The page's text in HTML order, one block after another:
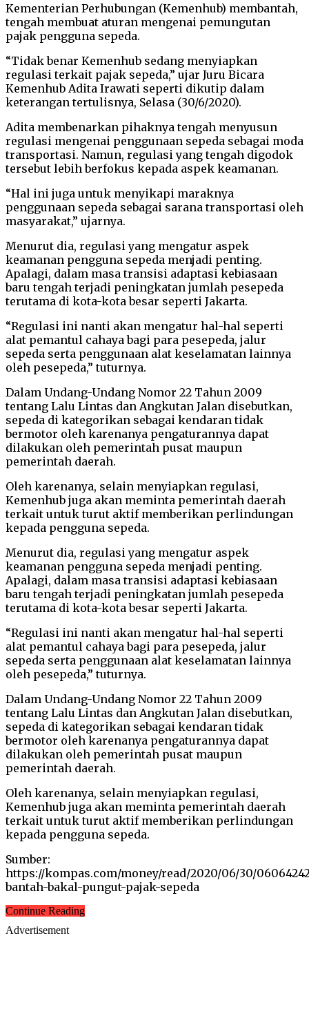
Kementerian Perhubungan (Kemenhub) membantah,
tengah membuat aturan mengenai pemungutan
pajak pengguna sepeda.
“Tidak benar Kemenhub sedang menyiapkan
regulasi terkait pajak sepeda,” ujar Juru Bicara
Kemenhub Adita Irawati seperti dikutip dalam
keterangan tertulisnya, Selasa (30/6/2020).
Adita membenarkan pihaknya tengah menyusun
regulasi mengenai penggunaan sepeda sebagai moda
transportasi. Namun, regulasi yang tengah digodok
tersebut lebih berfokus kepada aspek keamanan.
“Hal ini juga untuk menyikapi maraknya
penggunaan sepeda sebagai sarana transportasi oleh
masyarakat,” ujarnya.
Menurut dia, regulasi yang mengatur aspek
keamanan pengguna sepeda menjadi penting.
Apalagi, dalam masa transisi adaptasi kebiasaan
baru tengah terjadi peningkatan jumlah pesepeda
terutama di kota-kota besar seperti Jakarta.
“Regulasi ini nanti akan mengatur hal-hal seperti
alat pemantul cahaya bagi para pesepeda, jalur
sepeda serta penggunaan alat keselamatan lainnya
oleh pesepeda,” tuturnya.
Dalam Undang-Undang Nomor 22 Tahun 2009
tentang Lalu Lintas dan Angkutan Jalan disebutkan,
sepeda di kategorikan sebagai kendaran tidak
bermotor oleh karenanya pengaturannya dapat
dilakukan oleh pemerintah pusat maupun
pemerintah daerah.
Oleh karenanya, selain menyiapkan regulasi,
Kemenhub juga akan meminta pemerintah daerah
terkait untuk turut aktif memberikan perlindungan
kepada pengguna sepeda.
Menurut dia, regulasi yang mengatur aspek
keamanan pengguna sepeda menjadi penting.
Apalagi, dalam masa transisi adaptasi kebiasaan
baru tengah terjadi peningkatan jumlah pesepeda
terutama di kota-kota besar seperti Jakarta.
“Regulasi ini nanti akan mengatur hal-hal seperti
alat pemantul cahaya bagi para pesepeda, jalur
sepeda serta penggunaan alat keselamatan lainnya
oleh pesepeda,” tuturnya.
Dalam Undang-Undang Nomor 22 Tahun 2009
tentang Lalu Lintas dan Angkutan Jalan disebutkan,
sepeda di kategorikan sebagai kendaran tidak
bermotor oleh karenanya pengaturannya dapat
dilakukan oleh pemerintah pusat maupun
pemerintah daerah.
Oleh karenanya, selain menyiapkan regulasi,
Kemenhub juga akan meminta pemerintah daerah
terkait untuk turut aktif memberikan perlindungan
kepada pengguna sepeda.
Sumber:
https://kompas.com/money/read/2020/06/30/
bantah-bakal-pungut-pajak-sepeda
Continue Reading
Advertisement